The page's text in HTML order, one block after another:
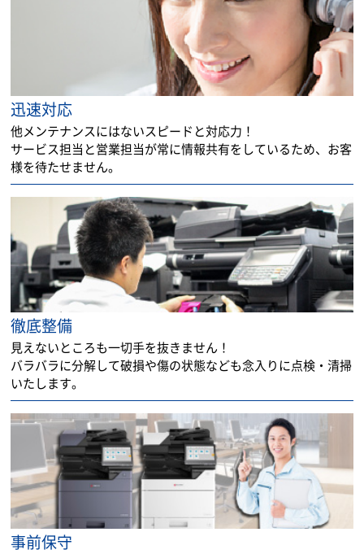
迅速対応
他メンテナンスにはないスピードと対応力！
サービス担当と営業担当が常に情報共有をしているため、お客
様を待たせません。
徹底整備
見えないところも一切手を抜きません！
バラバラに分解して破損や傷の状態なども念入りに点検・清掃
いたします。
事前保守